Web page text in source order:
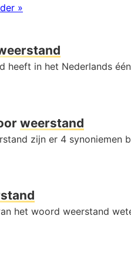
»
heeft in het Nederlands
weerstand
zijn er 4 synoniemen
het woord weerstand